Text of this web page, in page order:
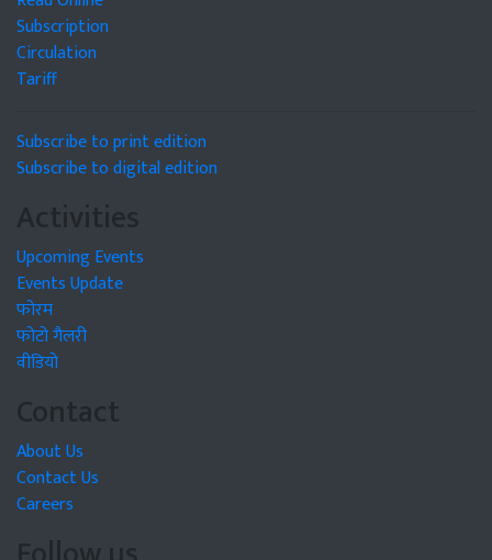
Subscription
Circulation
Tariff
Subscribe to print edition
Subscribe to digital edition
Activities
Upcoming Events
Events Update
फोरम
फोटो गैलरी
वीडियो
Contact
About Us
Contact Us
Careers